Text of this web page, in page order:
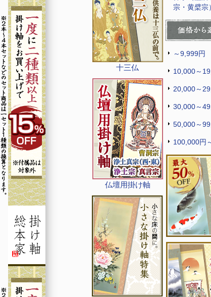
十三仏
仏壇用掛け軸
宗・黄檗宗）
～9,999円
10,000～
20,000～
30,000～
50,000～
100,000円